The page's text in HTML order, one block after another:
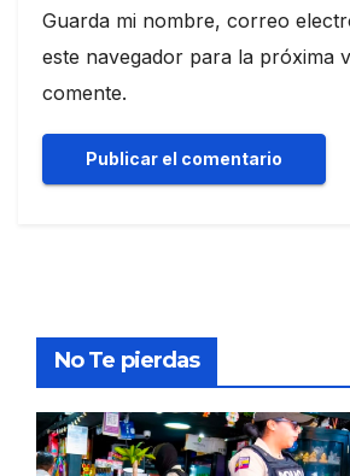
Guarda mi nombre, correo
este navegador para la próxima
comente.
No Te pierdas